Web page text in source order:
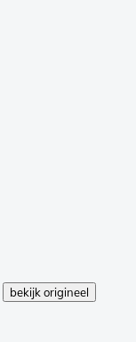
bekijk origineel